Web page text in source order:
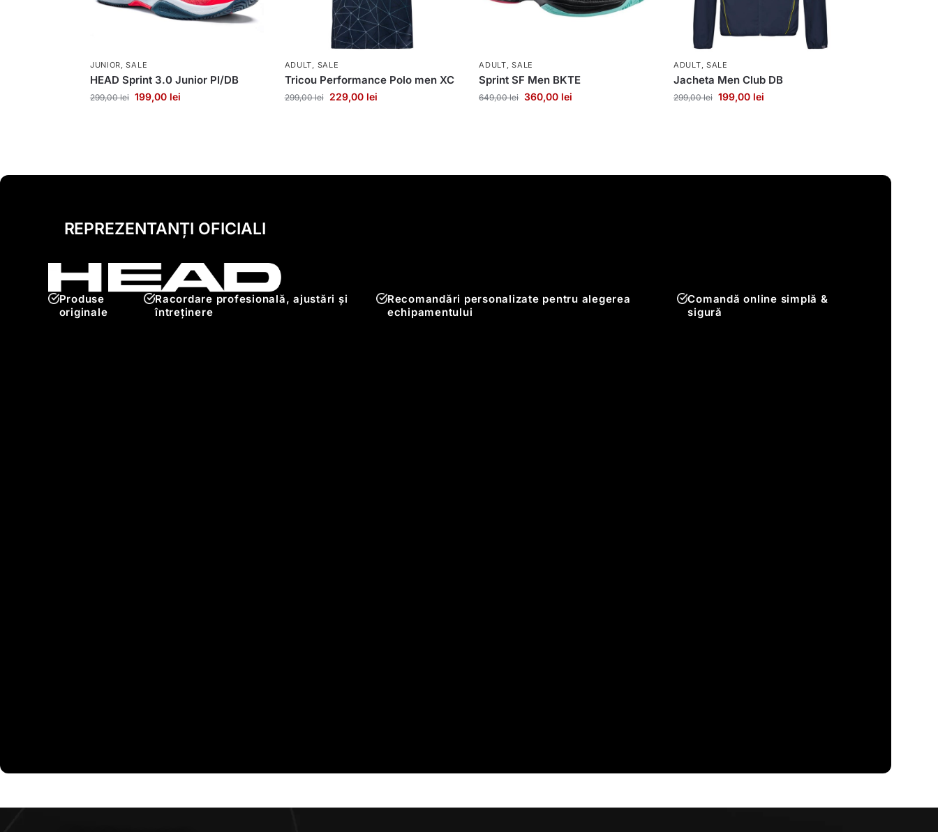
JUNIOR,SALE
HEAD Sprint 3.0 Junior PI/DB
299,00lei 199,00 lei
ADULT, SALE
Tricou Performance Polo men XC
299,00lei 229,00 lei
ADULT,SALE
Sprint SF Men BKTE
649,00lei 360,00 lei
ADULT, SALE
Jacheta Men Club DB
299,00lei 199,00 lei
REPREZENTANȚI OFICIALI
Produse
originale
Racordare profesională, ajustări și
întreținere
Recomandări personalizate pentru alegerea
echipamentului
Comandă online simplă &
sigură